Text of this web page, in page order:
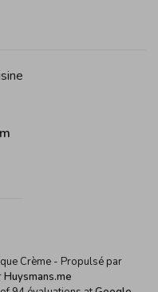
Crème - Propulsé par
Huysmans.me